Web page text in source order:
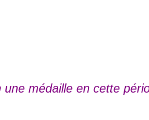
médaille en cette